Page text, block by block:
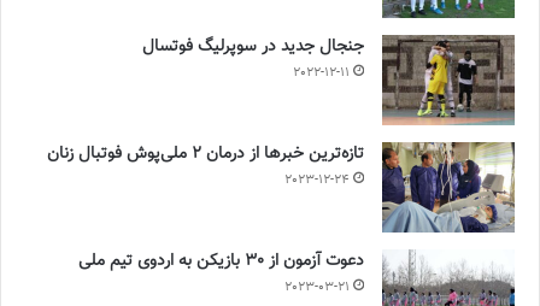
جنجال جدید در سوپرلیگ فوتسال
2022-12-11
تازه‌ترین خبرها از درمان ۲ ملی‌پوش فوتبال زنان
2023-12-24
دعوت آزمون از 30 بازیکن به اردوی تیم ملی
2023-03-21